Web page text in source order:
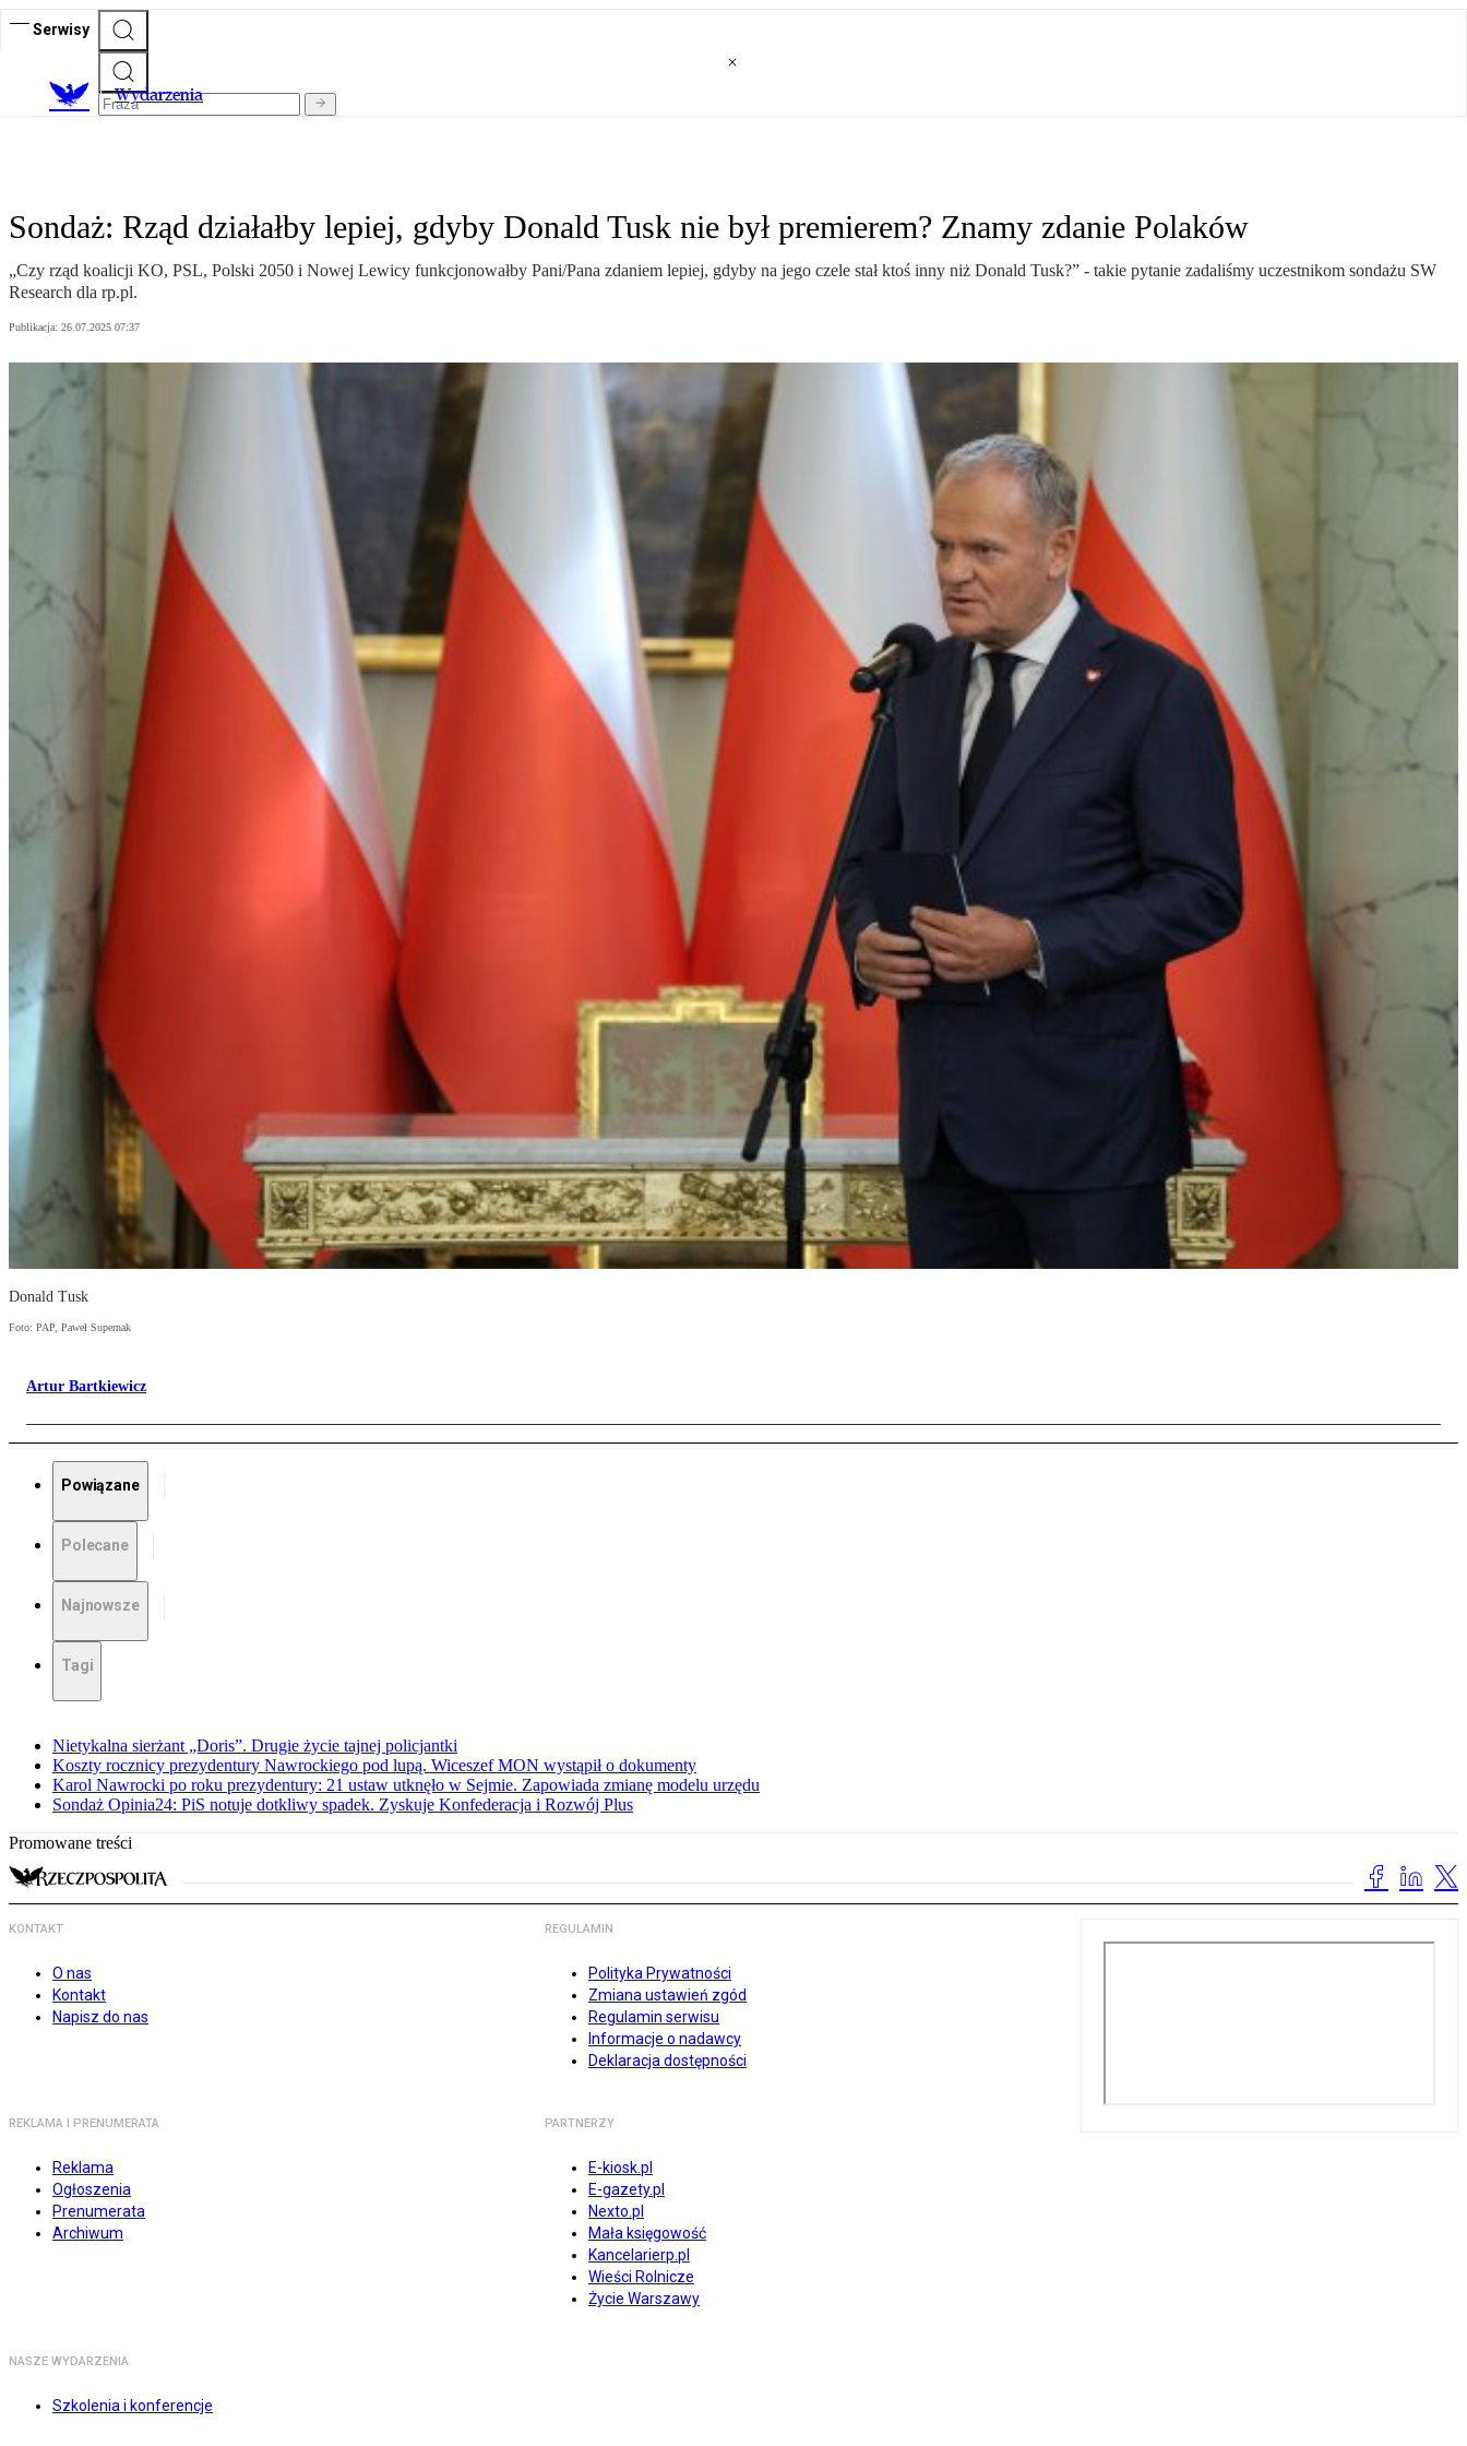
Serwisy
Wydarzenia
Sondaż: Rząd działałby lepiej, gdyby Donald Tusk nie był premierem? Znamy zdanie Polaków
„Czy rząd koalicji KO, PSL, Polski 2050 i Nowej Lewicy funkcjonowałby Pani/Pana zdaniem lepiej, gdyby na jego czele stał ktoś inny niż Donald Tusk?” - takie pytanie zadaliśmy uczestnikom sondażu SW
Research dla rp.pl.
Publikacja: 26.07.2025 07:37
Donald Tusk
Foto: PAP, Paweł Supernak
Artur Bartkiewicz
Powiązane
Polecane
Najnowsze
Tagi
Nietykalna sierżant „Doris”. Drugie życie tajnej policjantki
Koszty rocznicy prezydentury Nawrockiego pod lupą. Wiceszef MON wystąpił o dokumenty
Karol Nawrocki po roku prezydentury: 21 ustaw utknęło w Sejmie. Zapowiada zmianę modelu urzędu
Sondaż Opinia24: PiS notuje dotkliwy spadek. Zyskuje Konfederacja i Rozwój Plus
Promowane treści
KONTAKT
O nas
Kontakt
Napisz do nas
REGULAMIN
Polityka Prywatności
Zmiana ustawień zgód
Regulamin serwisu
Informacje o nadawcy
Deklaracja dostępności
REKLAMA I PRENUMERATA
Reklama
Ogłoszenia
Prenumerata
Archiwum
PARTNERZY
E-kiosk.pl
E-gazety.pl
Nexto.pl
Mała księgowość
Kancelarierp.pl
Wieści Rolnicze
Życie Warszawy
NASZE WYDARZENIA
Szkolenia i konferencje